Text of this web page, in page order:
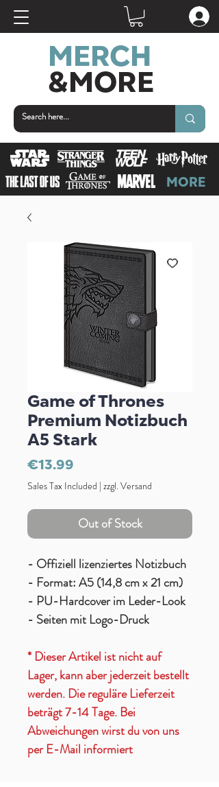
MERCH
&MORE
MORE
Game of Thrones
Premium Notizbuch
A5 Stark
€13.99
Sales Tax Included | zzgl. Versand
Out of Stock
- Offiziell lizenziertes Notizbuch
- Format: A5 (14,8 cm x 21 cm)
- PU-Hardcover im Leder-Look
- Seiten mit Logo-Druck
* Dieser Artikel ist nicht auf
Lager, kann aber jederzeit bestellt
werden. Die reguläre Lieferzeit
beträgt 7-14 Tage. Bei
Abweichungen wirst du von uns
per E-Mail informiert